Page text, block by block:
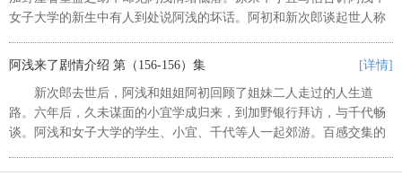
女子大学的新生中有人到处说阿浅的坏话。阿初和新次郎谈起世人称
到，为此他深感骄傲。不久后，阿...
阿浅来了剧情介绍 第（156-156）集 [详情]
新次郎去世后，阿浅和姐姐阿初回顾了姐妹二人走过的人生道
路。六年后，久未谋面的小宜学成归来，到加野银行拜访，与千代畅
谈。阿浅和女子大学的学生、小宜、千代等人一起郊游。百感交集的